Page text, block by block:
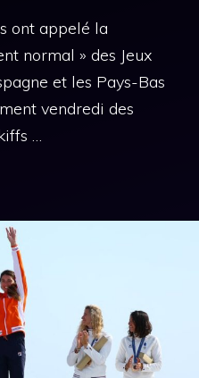
ont appelé la
normal » des Jeux
et les Pays-Bas
vendredi des
…